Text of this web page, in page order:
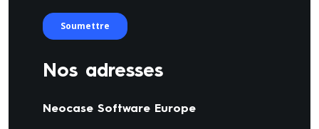
Nos adresses
Neocase Software Europe